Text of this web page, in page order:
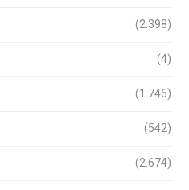
(2.398)
(4)
(1.746)
(542)
(2.674)